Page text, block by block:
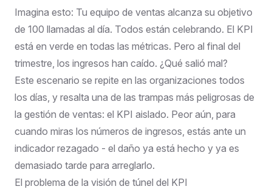
Imagina esto: Tu equipo de ventas alcanza su objetivo
de 100 llamadas al día. Todos están celebrando. El KPI
está en verde en todas las métricas. Pero al final del
trimestre, los ingresos han caído. ¿Qué salió mal?
Este escenario se repite en las organizaciones todos
los días, y resalta una de las trampas más peligrosas de
la gestión de ventas: el KPI aislado. Peor aún, para
cuando miras los números de ingresos, estás ante un
indicador rezagado - el daño ya está hecho y ya es
demasiado tarde para arreglarlo.
El problema de la visión de túnel del KPI